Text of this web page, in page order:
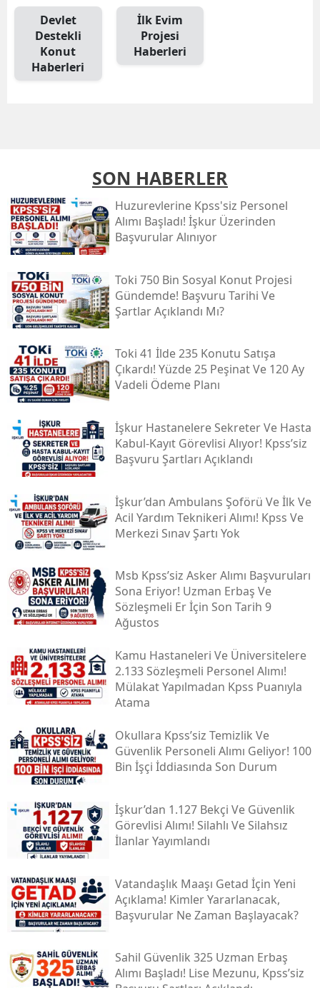
Devlet
Destekli
Konut
Haberleri
İlk Evim
Projesi
Haberleri
SON HABERLER
Huzurevlerine Kpss'siz Personel
Alımı Başladı! İşkur Üzerinden
Başvurular Alınıyor
Toki̇ 750 Bin Sosyal Konut Projesi
Gündemde! Başvuru Tarihi Ve
Şartlar Açıklandı Mı?
Toki̇ 41 İlde 235 Konutu Satışa
Çıkardı! Yüzde 25 Peşinat Ve 120 Ay
Vadeli Ödeme Planı
İşkur Hastanelere Sekreter Ve Hasta
Kabul-Kayıt Görevlisi Alıyor! Kpss’siz
Başvuru Şartları Açıklandı
İşkur’dan Ambulans Şoförü Ve İlk Ve
Acil Yardım Teknikeri Alımı! Kpss Ve
Merkezi Sınav Şartı Yok
Msb Kpss’siz Asker Alımı Başvuruları
Sona Eriyor! Uzman Erbaş Ve
Sözleşmeli Er İçin Son Tarih 9
Ağustos
Kamu Hastaneleri Ve Üniversitelere
2.133 Sözleşmeli Personel Alımı!
Mülakat Yapılmadan Kpss Puanıyla
Atama
Okullara Kpss’siz Temizlik Ve
Güvenlik Personeli Alımı Geliyor! 100
Bin İşçi İddiasında Son Durum
İşkur’dan 1.127 Bekçi Ve Güvenlik
Görevlisi Alımı! Silahlı Ve Silahsız
İlanlar Yayımlandı
Vatandaşlık Maaşı Getad İçin Yeni
Açıklama! Kimler Yararlanacak,
Başvurular Ne Zaman Başlayacak?
Sahil Güvenlik 325 Uzman Erbaş
Alımı Başladı! Lise Mezunu, Kpss’siz